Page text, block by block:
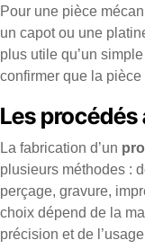
Pour une pièce
un capot ou une
plus utile qu’un
confirmer que la
Les
La fabrication d’un
plusieurs méthodes :
perçage, gravure,
choix dépend de la
précision et de